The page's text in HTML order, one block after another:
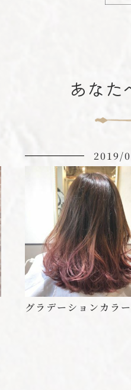
あなた
2019/
グラデーションカラ